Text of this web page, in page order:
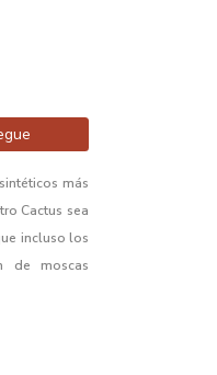
más
Cactus sea
incluso los
de moscas